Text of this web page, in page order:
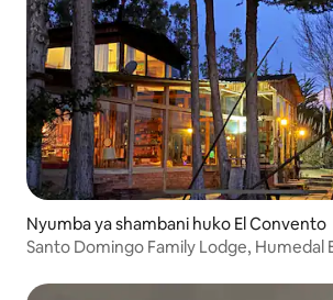
Nyumba ya shambani huko El Convento
Santo Domingo Family Lodge, Humedal